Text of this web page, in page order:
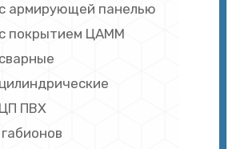
армирующей панелью
покрытием ЦАММ
ПВХ